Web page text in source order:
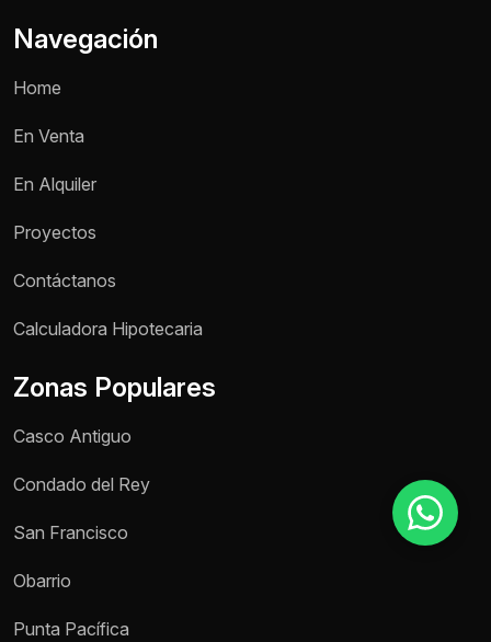
Navegación
Home
En Venta
En Alquiler
Proyectos
Contáctanos
Calculadora Hipotecaria
Zonas Populares
Casco Antiguo
Condado del Rey
San Francisco
Obarrio
Punta Pacífica